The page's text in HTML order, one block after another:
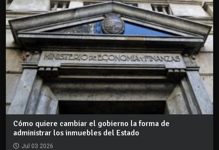
Cómo quiere cambiar el gobierno la forma de
administrar los inmuebles del Estado
Jul 03 2026